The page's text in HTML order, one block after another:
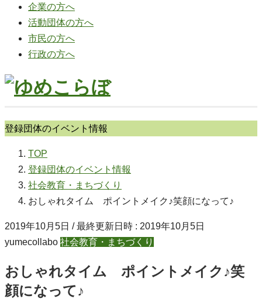
企業の方へ
活動団体の方へ
市民の方へ
行政の方へ
登録団体のイベント情報
TOP
登録団体のイベント情報
社会教育・まちづくり
おしゃれタイム ポイントメイク♪笑顔になって♪
2019年10月5日 / 最終更新日時 : 2019年10月5日
yumecollabo 社会教育・まちづくり
おしゃれタイム ポイントメイク♪笑
顔になって♪